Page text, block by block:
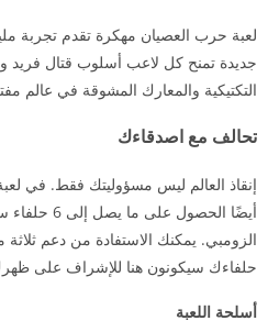
لعبة حرب العصيان مهكرة تقدم تجربة
جديدة تمنح كل لاعب أسلوب قتال فريد
التكتيكية والمعارك المشوقة في عالم
تحالف مع اصدقاءك
أيضًا
الزومبي. يمكنك الاستفادة من دعم
حلفاءك سيكونون هنا للإشراف على
أسلحة اللعبة